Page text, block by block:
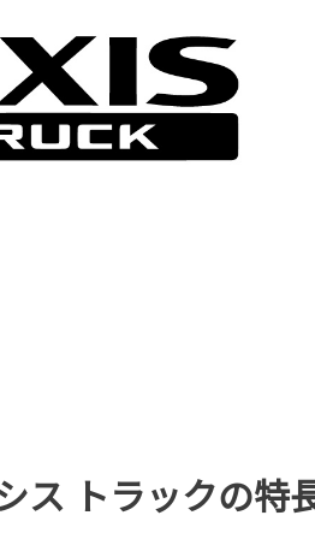
ス トラックの特